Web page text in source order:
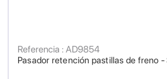
Pasador retención pastillas de freno
Referencia : AD9854